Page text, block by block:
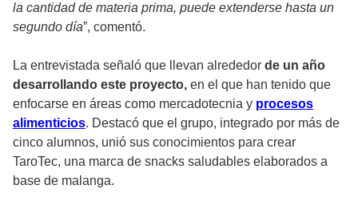
la cantidad de materia prima, puede extenderse hasta un
segundo día”, comentó.
La entrevistada señaló que llevan alrededor de un año
desarrollando este proyecto, en el que han tenido que
enfocarse en áreas como mercadotecnia y procesos
alimenticios. Destacó que el grupo, integrado por más de
cinco alumnos, unió sus conocimientos para crear
TaroTec, una marca de snacks saludables elaborados a
base de malanga.